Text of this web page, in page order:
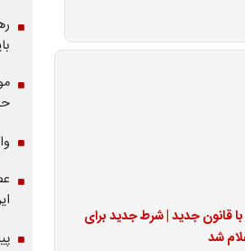
قانون جدید | شرط جدید برای
شد